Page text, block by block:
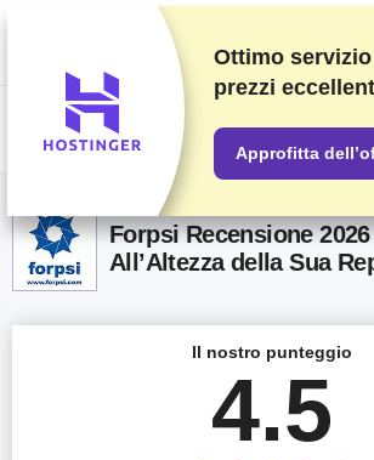
Classifichiamo i fornitori in base a test e ricerche
anche in considerazione la tua opinione e i nostri
gli stessi fornitori. Questa pagina contiene link di
sulla pubblicità
Forpsi Recensione 2026
All’Altezza della Sua
Il nostro punteggio
4.5
Ottimo
prezzi
Approfitta